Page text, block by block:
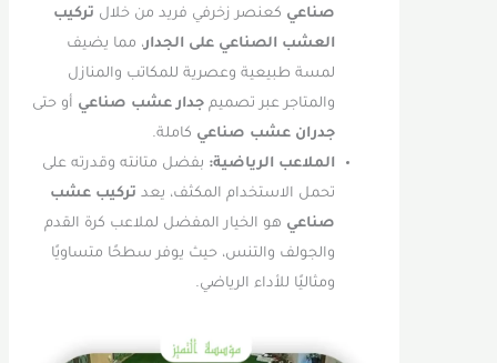
صناعيكعنصر زخرفي فريد من خلالتركيب
العشب الصناعي على الجدار، مما يضيف
لمسة طبيعية وعصرية للمكاتب والمنازل
والمتاجر عبر تصميمجدار عشب صناعيأو حتى
جدران عشب صناعيكاملة.
الملاعب الرياضية:بفضل متانته وقدرته على
تحمل الاستخدام المكثف، يعدتركيب عشب
صناعيهو الخيار المفضل لملاعب كرة القدم
والجولف والتنس، حيث يوفر سطحًا متساويًا
ومثاليًا للأداء الرياضي.